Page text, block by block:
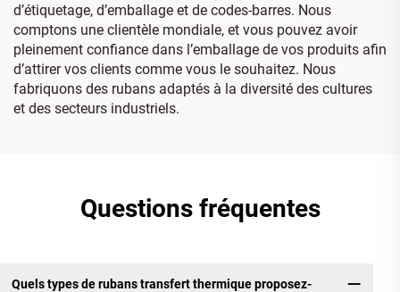
d’étiquetage, d’emballage et de codes-barres. Nous
comptons une clientèle mondiale, et vous pouvez avoir
pleinement confiance dans l’emballage de vos produits afin
d’attirer vos clients comme vous le souhaitez. Nous
fabriquons des rubans adaptés à la diversité des cultures
et des secteurs industriels.
Questions fréquentes
Quels types de rubans transfert thermique proposez-